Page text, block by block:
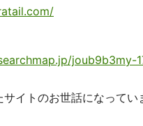
joub9b3my-
イトのお世話になってい